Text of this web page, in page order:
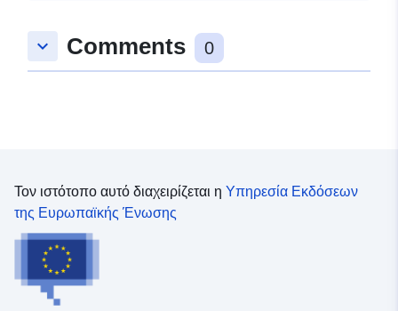
keyboard_arrow_down Comments 0
Τον ιστότοπο αυτό διαχειρίζεται η Υπηρεσία Εκδόσεων
της Ευρωπαϊκής Ένωσης